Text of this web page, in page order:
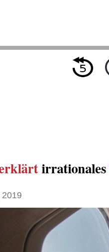
irrationales